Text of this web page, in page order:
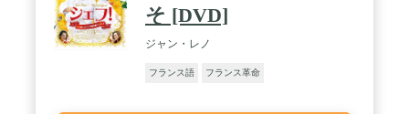
そ [DVD]
ジャン・レノ
フランス語 フランス革命